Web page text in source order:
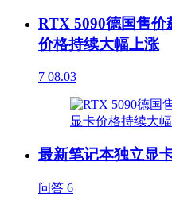
RTX 5090德国售价
价格持续大幅上涨
7 08.03
最新笔记本独立显
问答 6